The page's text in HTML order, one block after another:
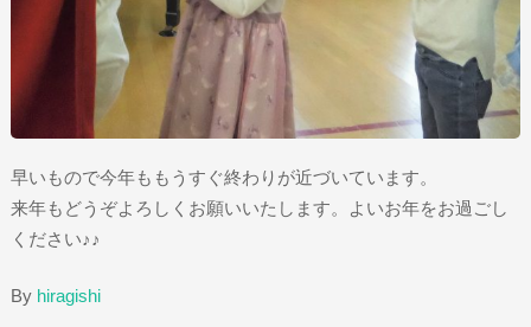
早いもので今年ももうすぐ終わりが近づいています。
来年もどうぞよろしくお願いいたします。よいお年をお過ごし
ください♪♪
By hiragishi